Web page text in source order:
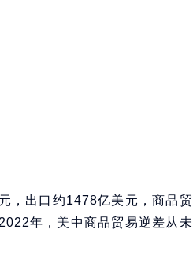
，出口约1478亿美元，商品贸
年，美中商品贸易逆差从未